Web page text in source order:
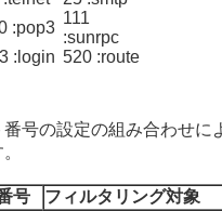
:pop3
111
:sunrpc
:login 520 :route
号の設定の組み合わせに
号
フィルタリング対象